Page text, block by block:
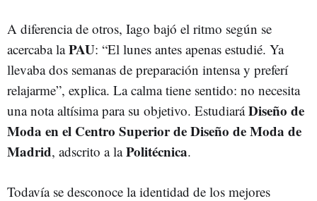
A diferencia de otros, Iago bajó el ritmo según se
acercaba laPAU: “El lunes antes apenas estudié. Ya
llevaba dos semanas de preparación intensa y preferí
relajarme”, explica. La calma tiene sentido: no necesita
una nota altísima para su objetivo. EstudiaráDiseño de
Moda en el Centro Superior de Diseño de Moda de
Madrid, adscrito a laPolitécnica.
Todavía se desconoce la identidad de los mejores